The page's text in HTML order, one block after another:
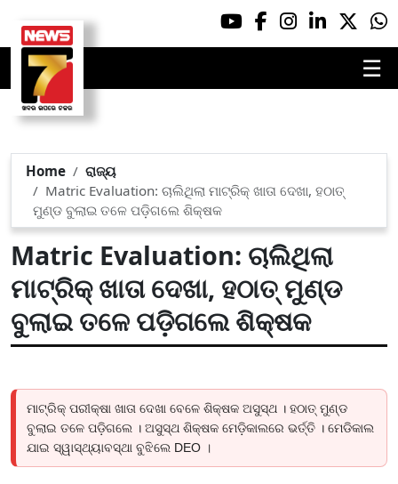
☰
Home
ରାଜ୍ୟ
Matric Evaluation: ଚାଲିଥିଲା ମାଟ୍ରିକ୍ ଖାତା ଦେଖା, ହଠାତ୍
ମୁଣ୍ଡ ବୁଲାଇ ତଳେ ପଡ଼ିଗଲେ ଶିକ୍ଷକ
Matric Evaluation: ଚାଲିଥିଲା
ମାଟ୍ରିକ୍ ଖାତା ଦେଖା, ହଠାତ୍ ମୁଣ୍ଡ
ବୁଲାଇ ତଳେ ପଡ଼ିଗଲେ ଶିକ୍ଷକ
ମାଟ୍ରିକ୍ ପରୀକ୍ଷା ଖାତା ଦେଖା ବେଳେ ଶିକ୍ଷକ ଅସୁସ୍ଥ । ହଠାତ୍ ମୁଣ୍ଡ
ବୁଲାଇ ତଳେ ପଡ଼ିଗଲେ । ଅସୁସ୍ଥ ଶିକ୍ଷକ ମେଡ଼ିକାଲରେ ଭର୍ତ୍ତି । ମେଡିକାଲ
ଯାଇ ସ୍ୱାସ୍ଥ୍ୟାବସ୍ଥା ବୁଝିଲେ DEO ।